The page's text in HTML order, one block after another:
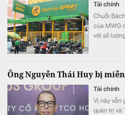
Tài chính
Chuỗi
của MWG
với số
Ông Nguyễn Thái Huy bị
Tài chính
Vị này vẫn
quản trị và